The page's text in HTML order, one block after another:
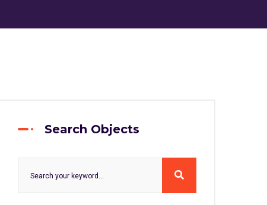
Search Objects